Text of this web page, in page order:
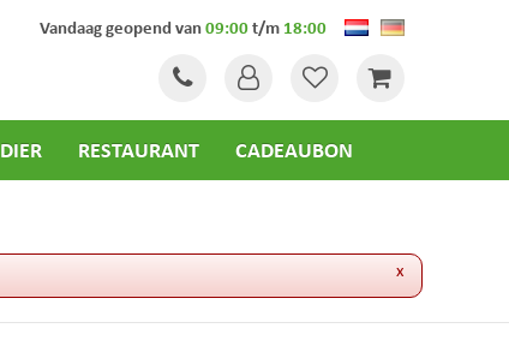
Vandaag geopend van09:00t/m18:00
DIER RESTAURANT CADEAUBON
x